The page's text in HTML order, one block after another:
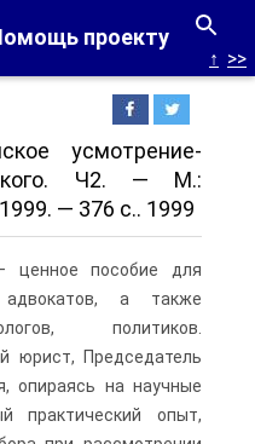
проекту
↑ >>
усмотрение-
Ч2. — М.:
— 376 с.. 1999
ценное пособие для
а также
политиков.
юрист, Председатель
опираясь на научные
практический опыт,